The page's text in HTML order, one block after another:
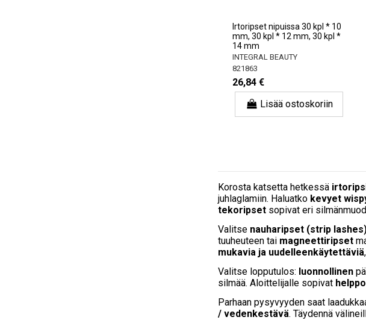
Irtoripset nipuissa 30 kpl * 10
mm, 30 kpl * 12 mm, 30 kpl *
14 mm
INTEGRAL BEAUTY
821863
26,84 €
Lisää ostoskoriin
Korosta katsetta hetkessä
juhlaglamiin. Haluatko kevyet
tekoripset sopivat eri
Valitse nauharipset (strip
tuuheuteen tai magneettiripset
mukavia ja uudelleenkäytettäviä
Valitse lopputulos: luonnollinen
silmää. Aloittelijalle sopivat
Parhaan pysyvyyden saat
/ vedenkestävä. Täydennä